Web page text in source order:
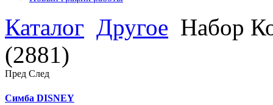
Каталог Другое Набор
(2881)
Пред След
Симба DISNEY